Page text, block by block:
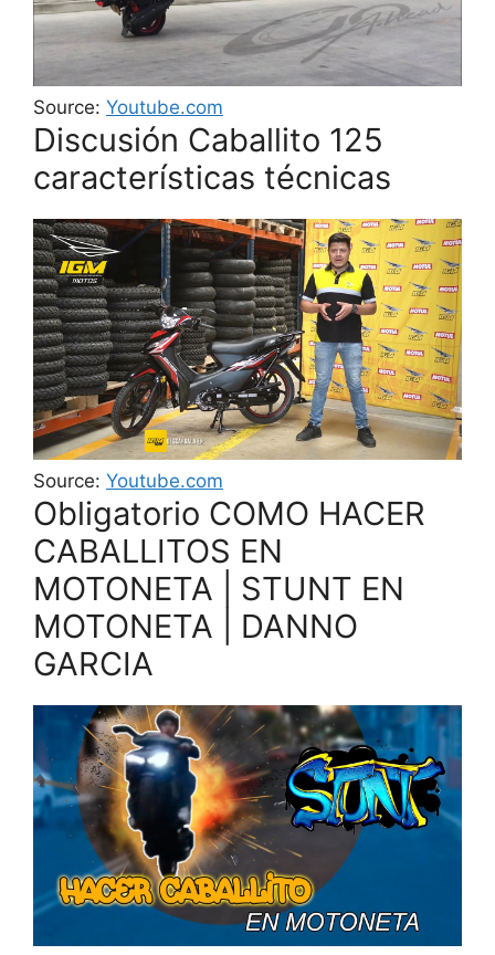
Source: Youtube.com
Discusión Caballito 125
características técnicas
Source: Youtube.com
Obligatorio COMO HACER
CABALLITOS EN
MOTONETA | STUNT EN
MOTONETA | DANNO
GARCIA